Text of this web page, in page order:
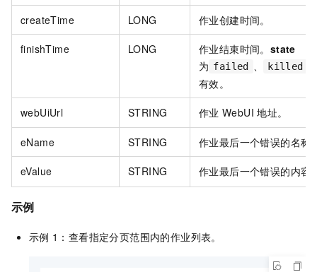
createTime​ LONG 作业创建时间。
finishTime​ LONG 作业结束时间。 state
为 failed 、 killed
有效。
webUiUrl​ STRING 作业 WebUI 地址。
eName​ STRING 作业最后一个错误的名称
eValue STRING 作业最后一个错误的内容
示例
示例 1：查看指定分页范围内的作业列表。